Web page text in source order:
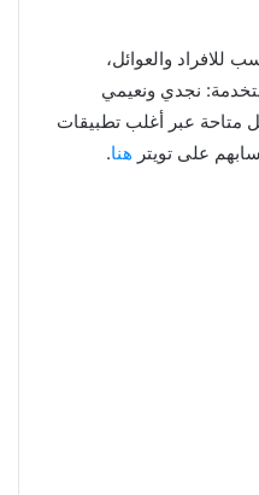
للافراد والعوائل،
نجدي ونعيمي
رقم الهاتف الموحد هو ٩٢٠٠٠٩٥٣٣، خدمة التوصيل متاحة عبر أغلب تطبيقات
على تويتر هنا.